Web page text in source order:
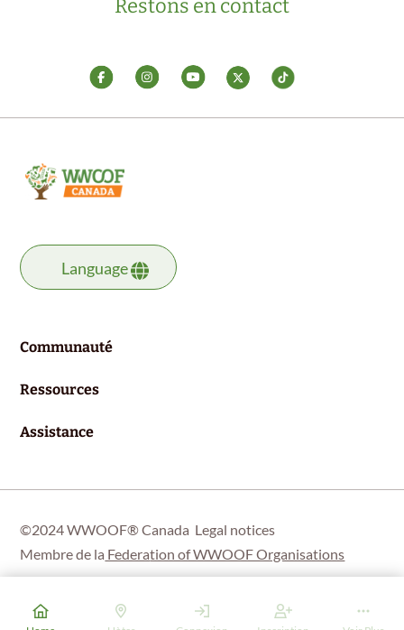
Restons en contact
Language
Communauté
Ressources
Assistance
©2024 WWOOF® Canada Legal notices
Membre de la Federation of WWOOF Organisations